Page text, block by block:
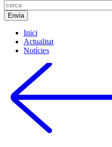
Inici
Actualitat
Notícies